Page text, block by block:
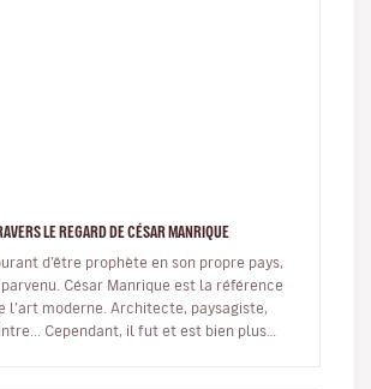
LE REGARD DE CÉSAR MANRIQUE
d’être prophète en son propre pays,
César Manrique est la référence
l’art moderne. Architecte, paysagiste,
Cependant, il fut et est bien plus